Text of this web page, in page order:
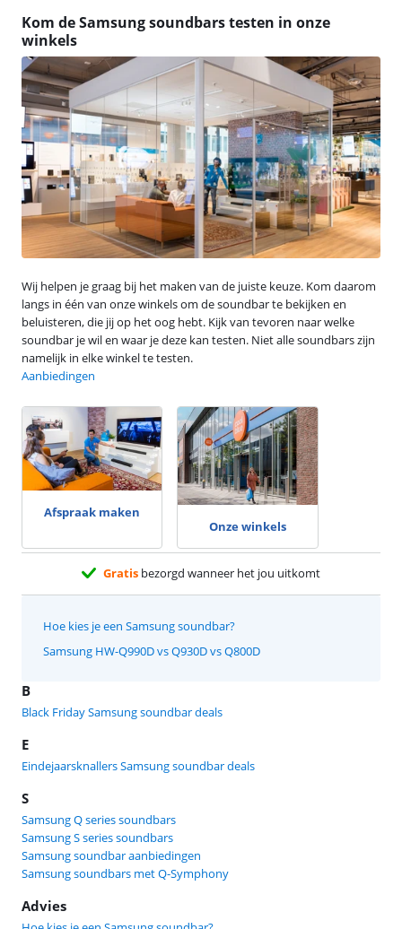
Kom de Samsung soundbars testen in onze
winkels
Wij helpen je graag bij het maken van de juiste keuze. Kom daarom
langs in één van onze winkels om de soundbar te bekijken en
beluisteren, die jij op het oog hebt. Kijk van tevoren naar welke
soundbar je wil en waar je deze kan testen. Niet alle soundbars zijn
namelijk in elke winkel te testen.
Aanbiedingen
Afspraak maken
Onze winkels
Gratis bezorgd wanneer het jou uitkomt
Hoe kies je een Samsung soundbar?
Samsung HW-Q990D vs Q930D vs Q800D
B
Black Friday Samsung soundbar deals
E
Eindejaarsknallers Samsung soundbar deals
S
Samsung Q series soundbars
Samsung S series soundbars
Samsung soundbar aanbiedingen
Samsung soundbars met Q-Symphony
Advies